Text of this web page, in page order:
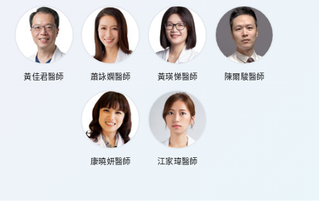
黃佳君醫師 蕭詠嫻醫師 黃瑛悌醫師 陳爾駿醫師
康曉妍醫師 江家瑋醫師